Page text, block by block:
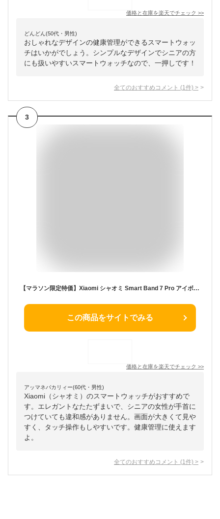
価格と在庫を楽天でチェック >>
どんどん(50代・男性)
おしゃれなデザインの健康管理ができるスマートウォッ
チはいかがでしょう。シンプルなデザインでシニアの方
にも扱いやすいスマートウォッチなので、一押しです！
全てのおすすめコメント (1 件) >
3
【マラソン限定特価】Xiaomi シャオミ Smart Band 7 Pro アイボリー スマートウォッチ スマートバンド 1.64インチ有機EL AMOLED ディスプレイ 防水 運動 健康管理 心拍数
この商品をサイトでみる
価格と在庫を楽天でチェック >>
アッマネバカリィー(60代・男性)
Xiaomi（シャオミ）のスマートウォッチがおすすめで
す。エレガントなたたずまいで、シニアの女性が手首に
つけていても違和感がありません。画面が大きくて見や
すく、タッチ操作もしやすいです。健康管理に使えます
よ。
全てのおすすめコメント (1 件) >